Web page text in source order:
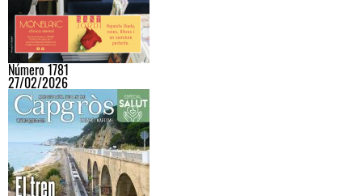
Número 1781
27/02/2026